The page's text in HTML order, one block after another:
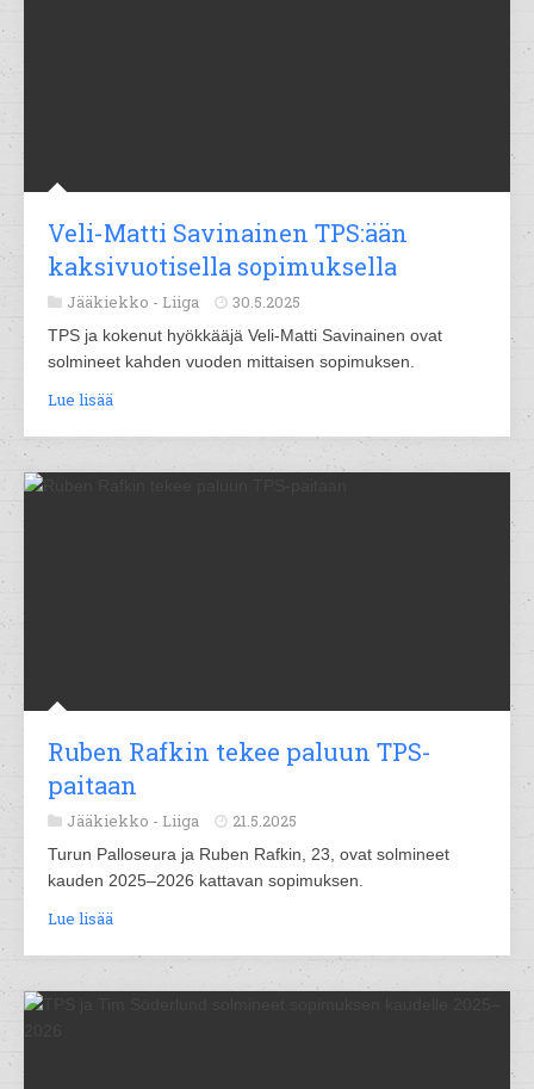
Veli-Matti Savinainen TPS:ään
kaksivuotisella sopimuksella
Jääkiekko - Liiga 30.5.2025
TPS ja kokenut hyökkääjä Veli-Matti Savinainen ovat
solmineet kahden vuoden mittaisen sopimuksen.
Lue lisää
Ruben Rafkin tekee paluun TPS-
paitaan
Jääkiekko - Liiga 21.5.2025
Turun Palloseura ja Ruben Rafkin, 23, ovat solmineet
kauden 2025–2026 kattavan sopimuksen.
Lue lisää